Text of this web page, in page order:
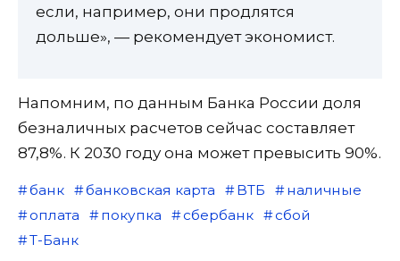
если, например, они продлятся
дольше», — рекомендует экономист.
Напомним, по данным Банка России доля
безналичных расчетов сейчас составляет
87,8%. К 2030 году она может превысить 90%.
банк банковская карта ВТБ
наличные
оплата
покупка сбербанк
сбой
Т-Банк